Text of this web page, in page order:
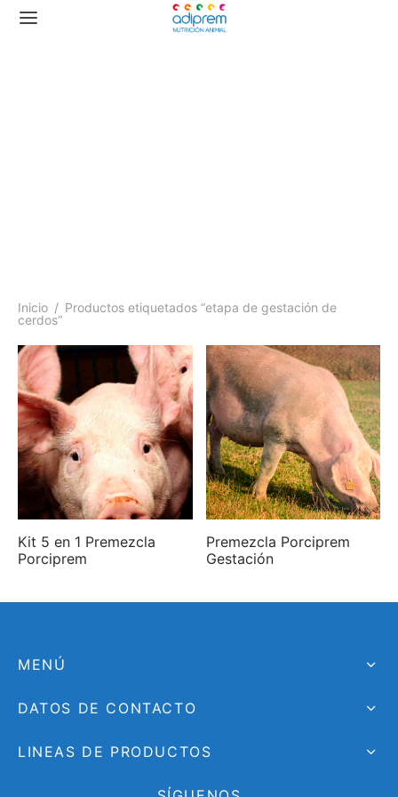
Inicio / Productos etiquetados “etapa de gestación de
cerdos”
Kit 5 en 1 Premezcla
Porciprem
Premezcla Porciprem
Gestación
MENÚ
DATOS DE CONTACTO
LINEAS DE PRODUCTOS